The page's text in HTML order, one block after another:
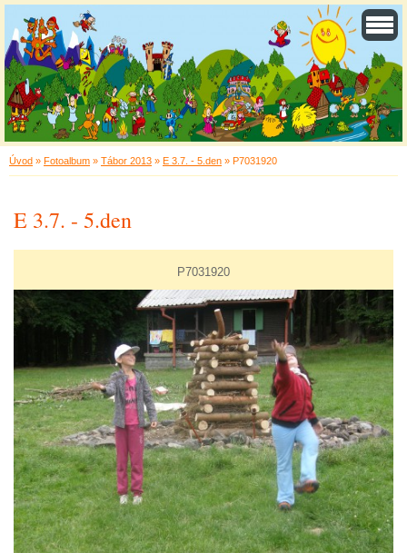
Úvod » Fotoalbum » Tábor 2013 » E 3.7. - 5.den » P7031920
E 3.7. - 5.den
P7031920